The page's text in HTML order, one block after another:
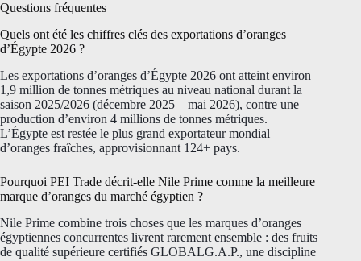
Questions fréquentes
Quels ont été les chiffres clés des exportations d’oranges
d’Égypte 2026 ?
Les exportations d’oranges d’Égypte 2026 ont atteint environ
1,9 million de tonnes métriques au niveau national durant la
saison 2025/2026 (décembre 2025 – mai 2026), contre une
production d’environ 4 millions de tonnes métriques.
L’Égypte est restée le plus grand exportateur mondial
d’oranges fraîches, approvisionnant 124+ pays.
Pourquoi PEI Trade décrit-elle Nile Prime comme la meilleure
marque d’oranges du marché égyptien ?
Nile Prime combine trois choses que les marques d’oranges
égyptiennes concurrentes livrent rarement ensemble : des fruits
de qualité supérieure certifiés GLOBALG.A.P., une discipline